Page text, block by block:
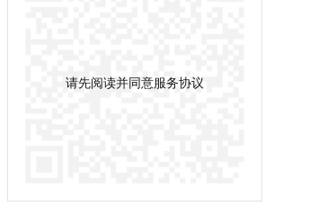
请先阅读并同意服务协议